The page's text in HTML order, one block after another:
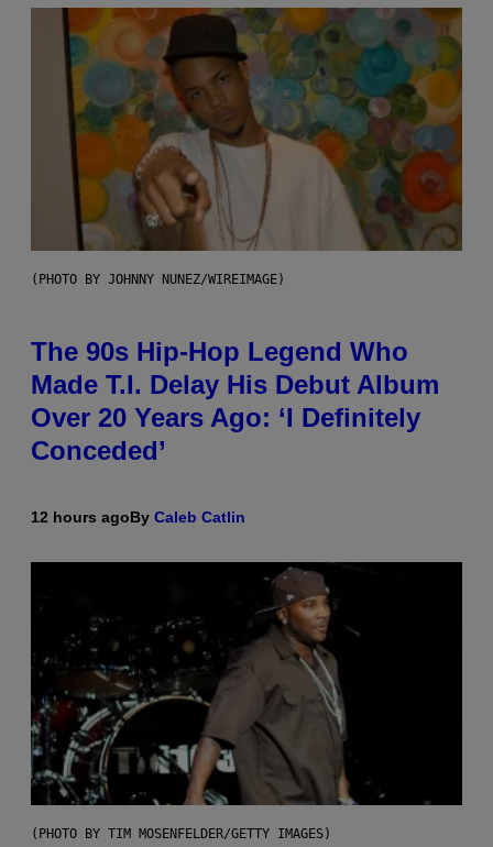
(PHOTO BY JOHNNY NUNEZ/WIREIMAGE)
The 90s Hip-Hop Legend Who
Made T.I. Delay His Debut Album
Over 20 Years Ago: ‘I Definitely
Conceded’
12 hours agoBy Caleb Catlin
(PHOTO BY TIM MOSENFELDER/GETTY IMAGES)